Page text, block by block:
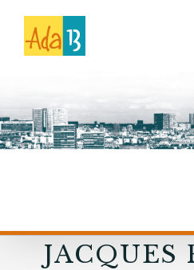
JACQUES